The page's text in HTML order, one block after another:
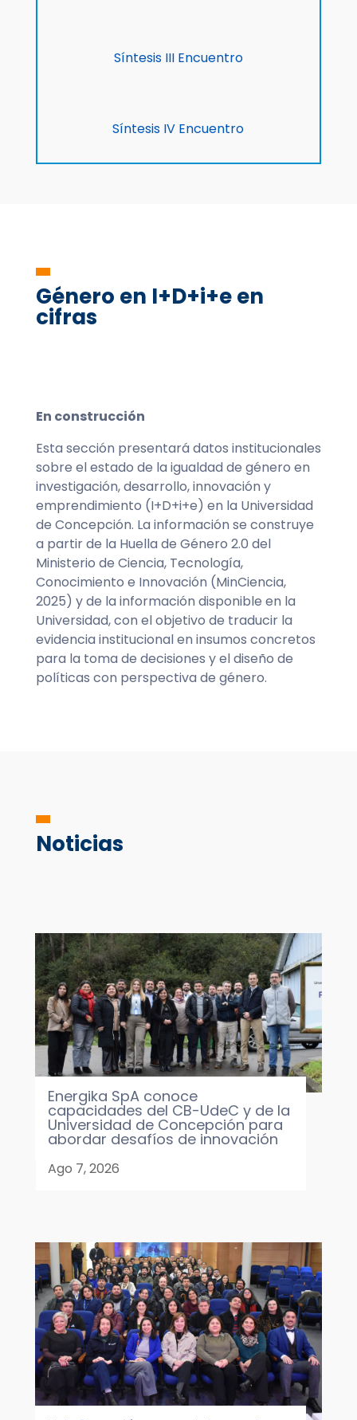
Síntesis III Encuentro
Síntesis IV Encuentro
Género en I+D+i+e en
cifras
En construcción
Esta sección presentará datos institucionales
sobre el estado de la igualdad de género en
investigación, desarrollo, innovación y
emprendimiento (I+D+i+e) en la Universidad
de Concepción. La información se construye
a partir de la Huella de Género 2.0 del
Ministerio de Ciencia, Tecnología,
Conocimiento e Innovación (MinCiencia,
2025) y de la información disponible en la
Universidad, con el objetivo de traducir la
evidencia institucional en insumos concretos
para la toma de decisiones y el diseño de
políticas con perspectiva de género.
Noticias
Energika SpA conoce
capacidades del CB-UdeC y de la
Universidad de Concepción para
abordar desafíos de innovación
Ago 7, 2026